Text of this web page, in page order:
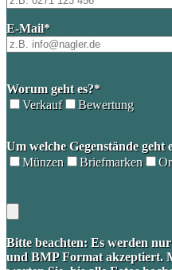
E-Mail*
Worum geht es?*
Verkauf
Bewertung
leave
this
Um welche Gegenstände geht
Münzen
Briefmarken
Bitte beachten: Es werden
und BMP Format akzeptiert.